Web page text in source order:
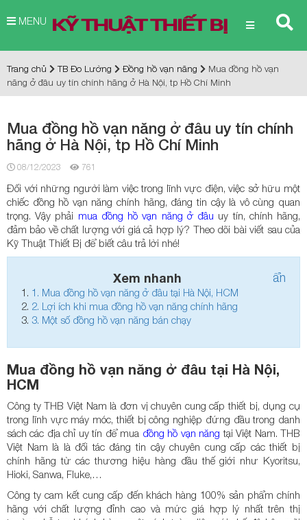
MENU
Trang chủ TB Đo Lường Đồng hồ vạn năng
Mua đồng hồ vạn
năng ở đâu uy tín chính hãng ở Hà Nội, tp Hồ Chí Minh
Mua đồng hồ vạn năng ở đâu uy tín chính
hãng ở Hà Nội, tp Hồ Chí Minh
08/12/2023 761
Đối với những người làm việc trong lĩnh vực điện, việc sở hữu một
chiếc đồng hồ vạn năng chính hãng, đáng tin cậy là vô cùng quan
trọng. Vậy phải mua đồng hồ vạn năng ở đâu uy tín, chính hãng,
đảm bảo về chất lượng với giá cả hợp lý? Theo dõi bài viết sau của
Kỹ Thuật Thiết Bị để biết câu trả lời nhé!
Xem nhanh ẩn
1. Mua đồng hồ vạn năng ở đâu tại Hà Nội, HCM
2. Lợi ích khi mua đồng hồ vạn năng chính hãng
3. Một số đồng hồ vạn năng bán chạy
Mua đồng hồ vạn năng ở đâu tại Hà Nội,
HCM
Công ty THB Việt Nam là đơn vị chuyên cung cấp thiết bị, dụng cụ
trong lĩnh vực máy móc, thiết bị công nghiệp đứng đầu trong danh
sách các địa chỉ uy tín để mua đồng hồ vạn năng tại Việt Nam. THB
Việt Nam là là đối tác đáng tin cậy chuyên cung cấp các thiết bị
chính hãng từ các thương hiệu hàng đầu thế giới như Kyoritsu,
Hioki, Sanwa, Fluke,…
Công ty cam kết cung cấp đến khách hàng 100% sản phẩm chính
hãng với chất lượng đỉnh cao và mức giá hợp lý nhất trên thị